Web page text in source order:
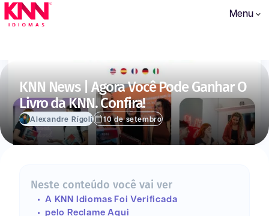
Menu
KNN News | Agora Você Pode Ganhar O
Livro da KNN. Confira!
Alexandre Rígoli 10 de setembro
Neste conteúdo você vai ver
A KNN Idiomas Foi Verificada
pelo Reclame Aqui